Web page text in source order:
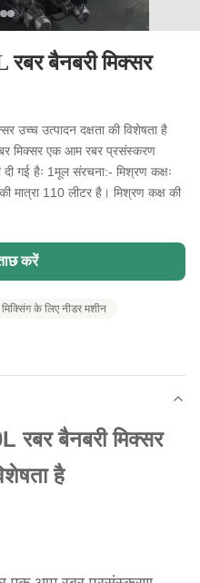
रबर बैनबरी मिक्सर
उच्च उत्पादन दक्षता की विशेषता है
मिक्सर एक आम रबर प्रसंस्करण
गई हैः 1मूल संरचना:- मिश्रण कक्षः
मात्रा 110 लीटर है। मिश्रण कक्ष की
करें
मिक्सिंग के लिए नीडर मशीन
रबर बैनबरी मिक्सर
है